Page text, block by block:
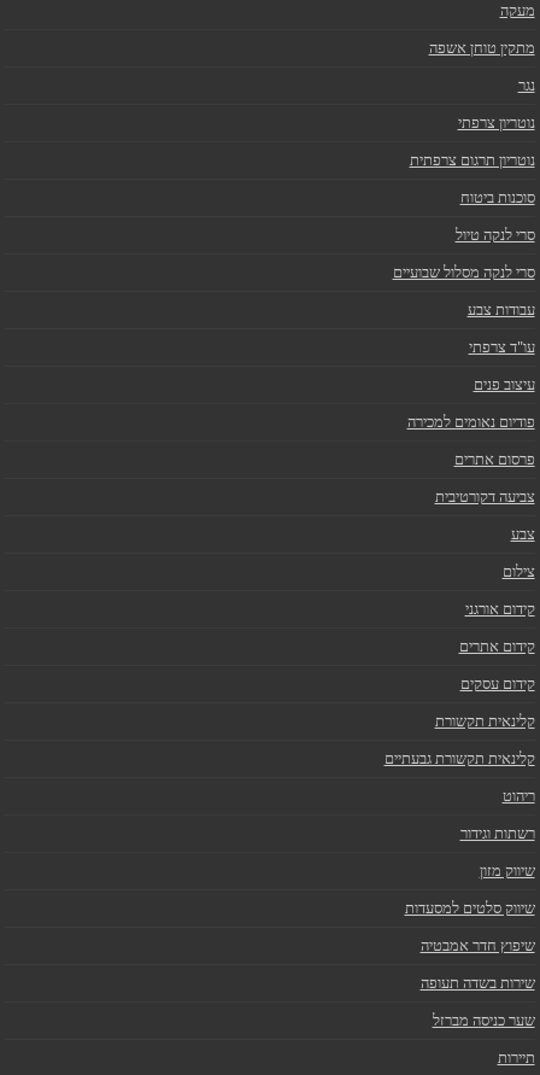
מעקה
מתקין טוחן אשפה
נגר
נוטריון צרפתי
נוטריון תרגום צרפתית
סוכנות ביטוח
סרי לנקה טיול
סרי לנקה מסלול שבועיים
עבודות צבע
עו"ד צרפתי
עיצוב פנים
פודיום נאומים למכירה
פרסום אתרים
צביעה דקורטיבית
צבע
צילום
קידום אורגני
קידום אתרים
קידום עסקים
קלינאית תקשורת
קלינאית תקשורת גבעתיים
ריהוט
רשתות וגידור
שיווק מזון
שיווק סלטים למסעדות
שיפוץ חדר אמבטיה
שירות בשדה תעופה
שער כניסה מברזל
תיירות